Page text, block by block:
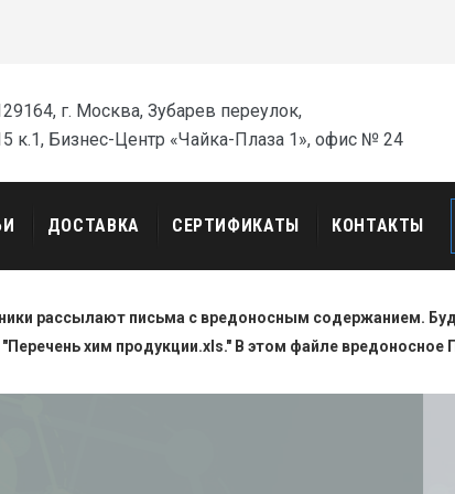
г. Москва, Зубарев переулок,
к.1, Бизнес-Центр «Чайка-Плаза 1», офис № 24
ДОСТАВКА СЕРТИФИКАТЫ КОНТАКТЫ
рассылают письма с вредоносным содержанием.
хим продукции.xls." В этом файле вредоносное